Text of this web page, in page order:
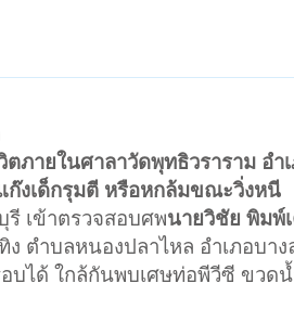
ภายในศาลาวัดพุทธิวราราม อำ
ก๊งเด็กรุมตี หรือหกล้มขณะวิ่งหนี
รี เข้าตรวจสอบศพนายวิชัย พิมพ์
ง ตำบลหนองปลาไหล อำเภอบา
ได้ ใกล้กันพบเศษท่อพีวีซี ขวด